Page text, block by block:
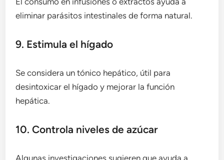
eliminar parásitos intestinales de forma natural.
9. Estimula el hígado
Se considera un tónico hepático, útil para
desintoxicar el hígado y mejorar la función
hepática.
10. Controla niveles de azúcar
Algunas investigaciones sugieren que ayuda a